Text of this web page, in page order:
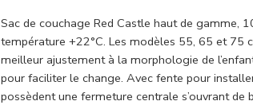
Sac de couchage Red Castle haut de gamme,
température +22°C. Les modèles 55, 65 et 75
meilleur ajustement à la morphologie de
pour faciliter le change. Avec fente pour
possèdent une fermeture centrale s’ouvrant de